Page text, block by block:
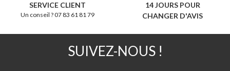
SERVICE CLIENT
Un conseil ? 07 83 61 81 79
14 JOURS POUR
CHANGER D'AVIS
SUIVEZ-NOUS !